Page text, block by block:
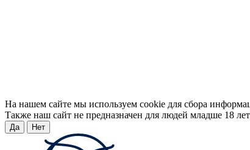
На нашем сайте мы используем cookie для сбора
Также наш сайт не предназначен для людей младше 18
Да Нет